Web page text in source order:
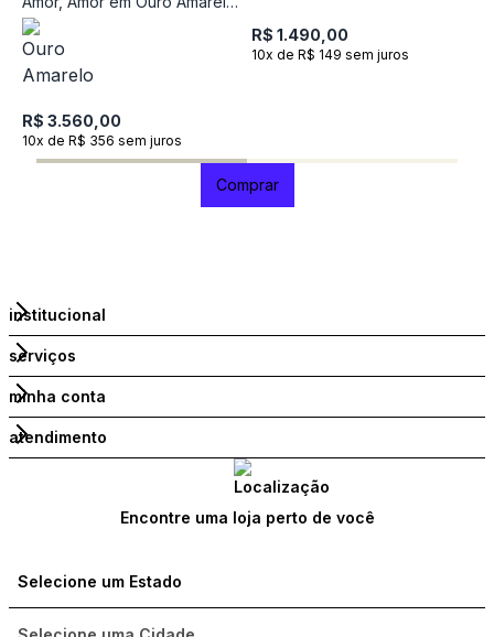
18K com Safira Incolor
R$ 3.560,00
10x de R$ 356 sem juros
R$ 1.490,00
10x de R$ 149 sem juros
Comprar
institucional
serviços
minha conta
atendimento
Encontre uma loja perto de você